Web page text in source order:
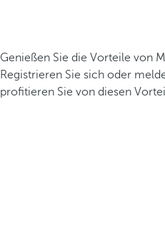
Genießen Sie die Vorteile von
Registrieren Sie sich oder
profitieren Sie von diesen